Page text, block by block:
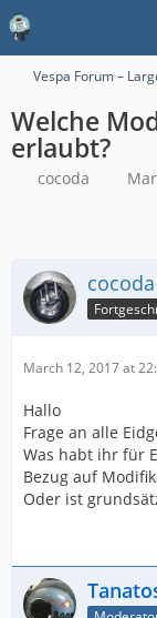
Vespa Forum –
Welche
erlaubt?
cocoda
cocoda
March 12, 2017 at
Hallo
Frage an alle
Was habt ihr für
Bezug auf
Oder ist